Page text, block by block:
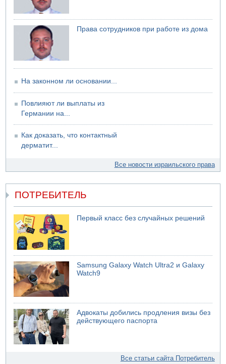
Права сотрудников при работе из дома
На законном ли основании...
Повлияют ли выплаты из
Германии на...
Как доказать, что контактный
дерматит...
Все новости израильского права
ПОТРЕБИТЕЛЬ
Первый класс без случайных решений
Samsung Galaxy Watch Ultra2 и Galaxy
Watch9
Адвокаты добились продления визы без
действующего паспорта
Все статьи сайта Потребитель